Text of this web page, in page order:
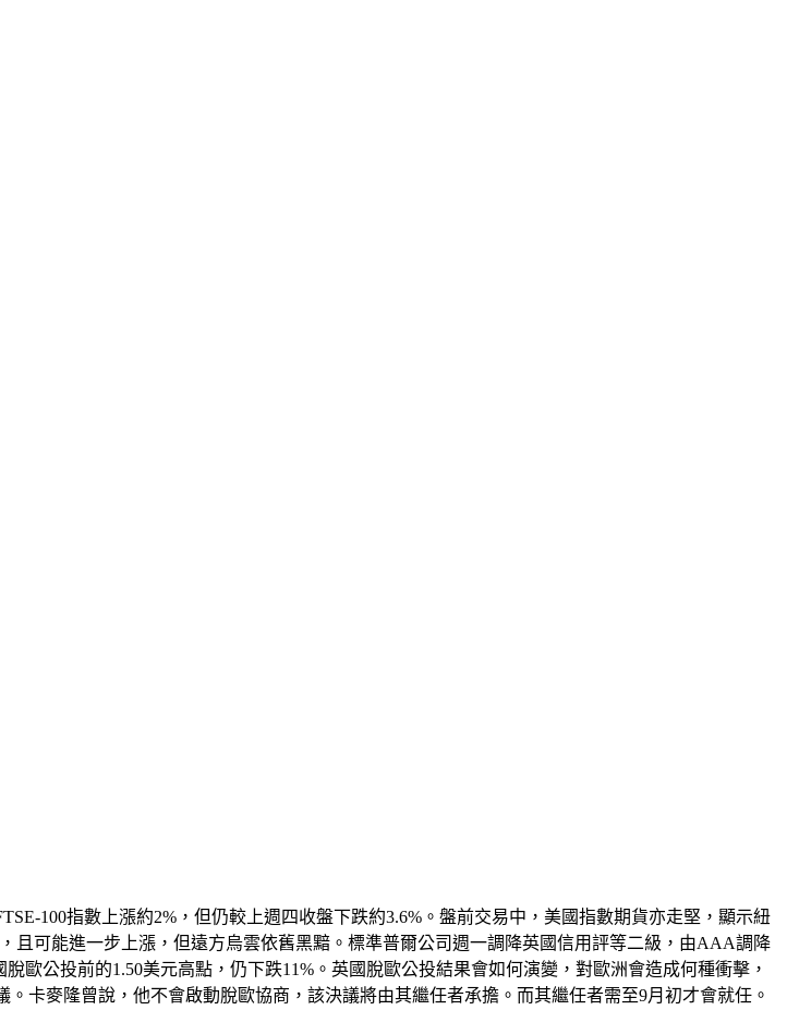
100指數上漲約2%，但仍較上週四收盤下跌約3.6%。盤前交易中，美國指數期貨亦走堅，顯示紐
可能進一步上漲，但遠方烏雲依舊黑黯。標準普爾公司週一調降英國信用評等二級，由AAA調降
歐公投前的1.50美元高點，仍下跌11%。英國脫歐公投結果會如何演變，對歐洲會造成何種衝擊，
卡麥隆曾說，他不會啟動脫歐協商，該決議將由其繼任者承擔。而其繼任者需至9月初才會就任。